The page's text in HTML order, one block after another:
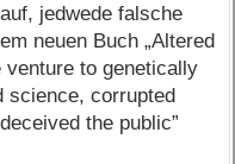
jedwede falsche
neuen Buch „Altered
venture to genetically
science, corrupted
the public”